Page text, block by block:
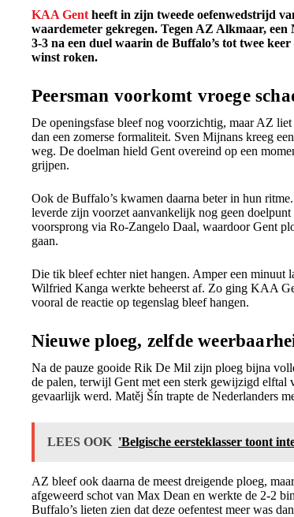
KAA Gent heeft in zijn tweede oefenwedstrijd
waardemeter gekregen. Tegen AZ Alkmaar,
3-3 na een duel waarin de Buffalo’s tot twee
winst roken.
Peersman voorkomt vroege
De openingsfase bleef nog voorzichtig, maar AZ
dan een zomerse formaliteit. Sven Mijnans kreeg
weg. De doelman hield Gent overeind op een
grijpen.
Ook de Buffalo’s kwamen daarna beter in hun
leverde zijn voorzet aanvankelijk nog geen
voorsprong via Ro-Zangelo Daal, waardoor Gent
gaan.
Die tik bleef echter niet hangen. Amper een
Wilfried Kanga werkte beheerst af. Zo ging KAA
vooral de reactie op tegenslag bleef hangen.
Nieuwe ploeg, zelfde
Na de pauze gooide Rik De Mil zijn ploeg bijna
de palen, terwijl Gent met een sterk gewijzigd elftal
gevaarlijk werd. Matěj Šín trapte de Nederlanders
LEES OOK 'Belgische eersteklasser toont
AZ bleef ook daarna de meest dreigende ploeg,
afgeweerd schot van Max Dean en werkte de 2-2
Buffalo’s lieten zien dat deze oefentest meer was